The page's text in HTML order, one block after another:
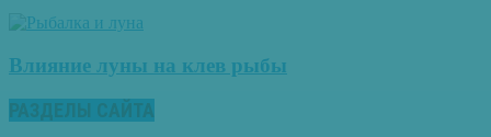
Влияние луны на клев рыбы
РАЗДЕЛЫ САЙТА